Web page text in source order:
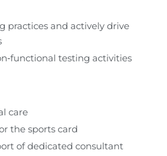
practices and actively drive
testing activities
care
the sports card
of dedicated consultant